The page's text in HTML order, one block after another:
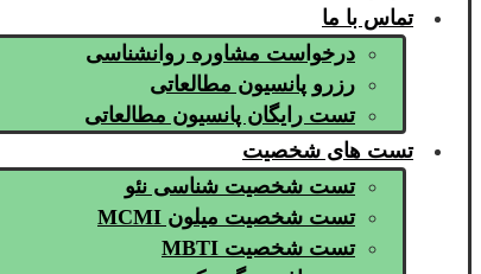
تماس با ما
درخواست مشاوره روانشناسی
رزرو پانسیون مطالعاتی
تست رایگان پانسیون مطالعاتی
تست های شخصیت
تست شخصیت شناسی نئو
تست شخصیت میلون MCMI
تست شخصیت MBTI